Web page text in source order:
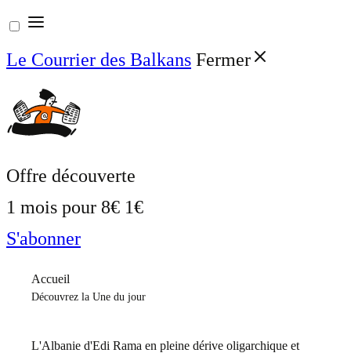
Aller
au
contenu
Le Courrier des Balkans Fermer
Offre découverte
1 mois pour 8€ 1€
S'abonner
Accueil
Découvrez la Une du jour
L'Albanie d'Edi Rama en pleine dérive oligarchique et